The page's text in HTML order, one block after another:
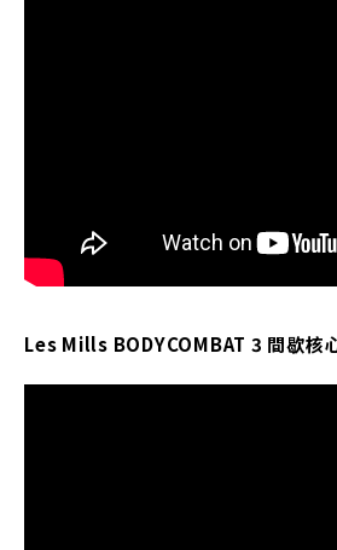
Les Mills BODYCOMBAT 3 間歇核